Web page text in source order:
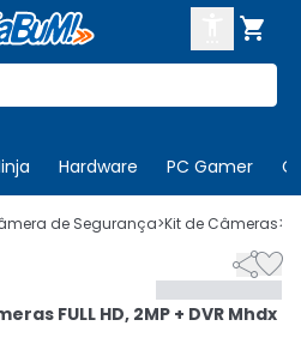

Hardware PC Gamer
SE
de Segurança>Kit de Câmeras>

FULL HD, 2MP + DVR Mhdx